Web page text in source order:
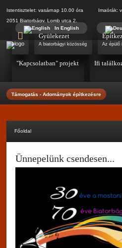
Istentisztelet: vasárnap 10.00 óra Imaórák:
2051 Biatorbágy, Lomb utca 2.
In English
Gyülekezet
A biatorbágyi közösség Az épülő
"Kapcsolatban" projekt Ifi
Támogatás - Adományok építkezésre
Főoldal
Ünnepelünk csendesen...